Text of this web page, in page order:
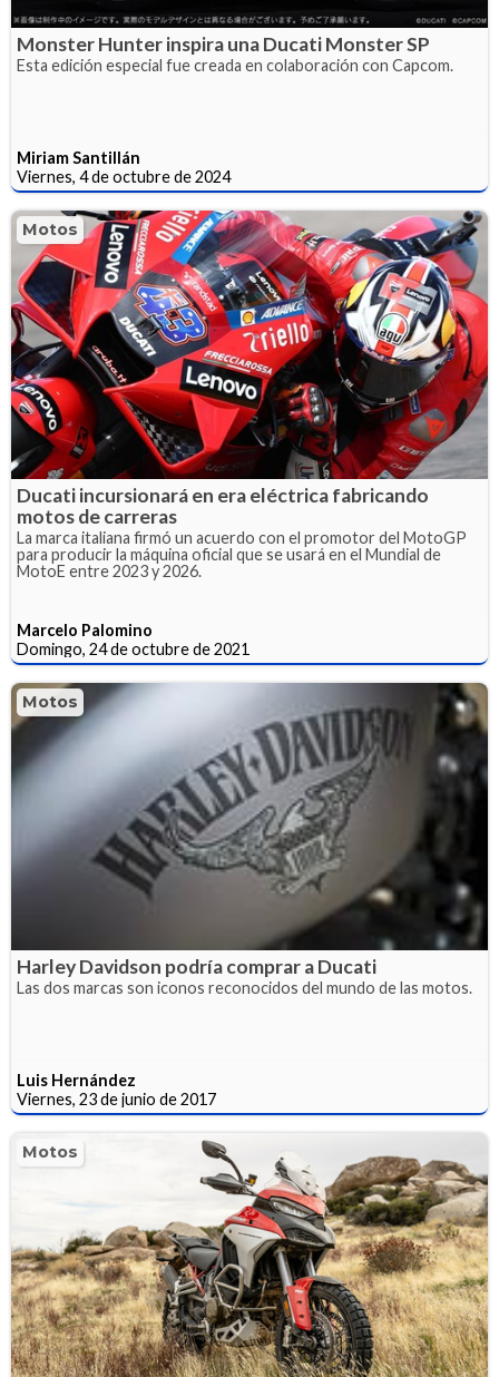
Monster Hunter inspira una Ducati Monster SP
Esta edición especial fue creada en colaboración con Capcom.
Miriam Santillán
Viernes, 4 de octubre de 2024
Motos
Ducati incursionará en era eléctrica fabricando
motos de carreras
La marca italiana firmó un acuerdo con el promotor del MotoGP
para producir la máquina oficial que se usará en el Mundial de
MotoE entre 2023 y 2026.
Marcelo Palomino
Domingo, 24 de octubre de 2021
Motos
Harley Davidson podría comprar a Ducati
Las dos marcas son iconos reconocidos del mundo de las motos.
Luis Hernández
Viernes, 23 de junio de 2017
Motos